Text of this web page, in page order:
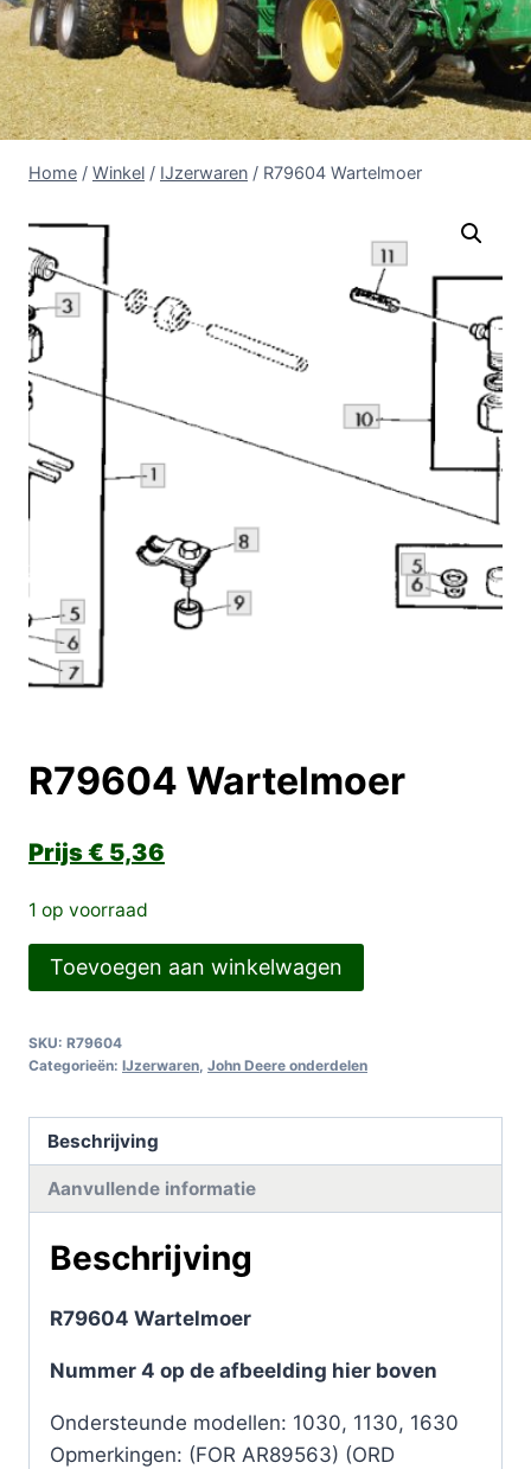
Home / Winkel / IJzerwaren / R79604 Wartelmoer
R79604 Wartelmoer
€ 5,36
1 op voorraad
R79604
Wartelmoer
Toevoegen aan winkelwagen
SKU: R79604
Categorieën: IJzerwaren John Deere onderdelen
Beschrijving
Aanvullende informatie
Beschrijving
R79604 Wartelmoer
Nummer 4 op de afbeelding hier boven
Ondersteunde modellen: 1030, 1130, 1630
Opmerkingen: (FOR AR89563) (ORD